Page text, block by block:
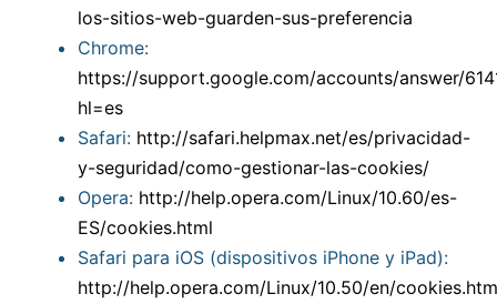
los-sitios-web-guarden-sus-preferencia
Chrome:
https://support.google.com/accounts/answer/
hl=es
Safari: http://safari.helpmax.net/es/privacidad-
y-seguridad/como-gestionar-las-cookies/
Opera: http://help.opera.com/Linux/10.60/es-
ES/cookies.html
Safari para iOS (dispositivos iPhone y iPad):
http://help.opera.com/Linux/10.50/en/